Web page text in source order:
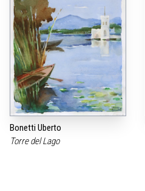
Bonetti Uberto
Torre del Lago